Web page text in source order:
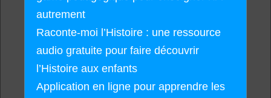
autrement
Raconte-moi l’Histoire : une ressource
audio gratuite pour faire découvrir
l’Histoire aux enfants
Application en ligne pour apprendre les